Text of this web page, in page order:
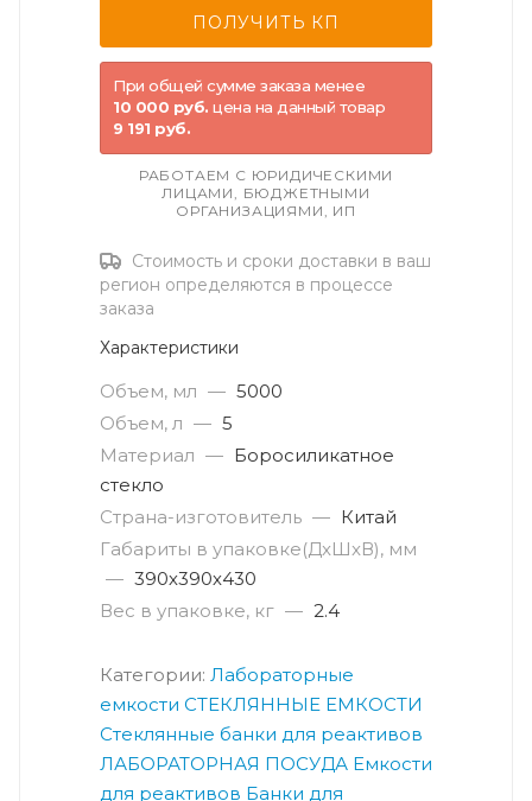
При общей сумме заказа менее
10 000 руб. цена на данный товар
9 191 руб.
РАБОТАЕМ С ЮРИДИЧЕСКИМИ
ЛИЦАМИ, БЮДЖЕТНЫМИ
ОРГАНИЗАЦИЯМИ, ИП
Стоимость и сроки доставки в ваш
регион определяются в процессе
заказа
Характеристики
Объем, мл — 5000
Объем, л — 5
Материал — Боросиликатное
стекло
Страна-изготовитель — Китай
Габариты в упаковке(ДxШxВ), мм
— 390х390х430
Вес в упаковке, кг — 2.4
Категории: Лабораторные
емкости СТЕКЛЯННЫЕ ЕМКОСТИ
Стеклянные банки для реактивов
ЛАБОРАТОРНАЯ ПОСУДА Емкости
для реактивов Банки для